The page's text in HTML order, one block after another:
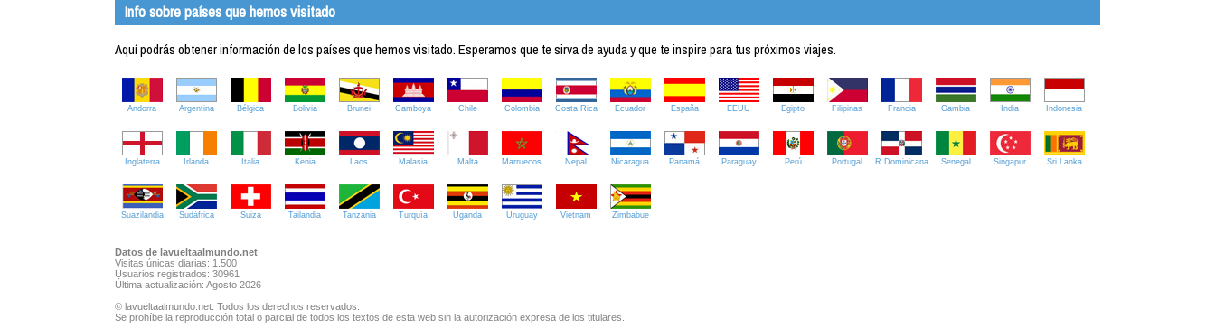
Info sobre países que hemos visitado
Aquí podrás obtener información de los países que hemos visitado. Esperamos que te sirva de ayuda y que te inspire para tus próximos viajes.
Andorra Argentina Bélgica Bolivia Brunei Camboya Chile Colombia Costa Rica Ecuador España EEUU Egipto Filipinas Francia Gambia India Indonesia
Inglaterra Irlanda Italia Kenia Laos Malasia Malta Marruecos Nepal Nicaragua Panamá Paraguay Perú Portugal R.Dominicana Senegal Singapur Sri Lanka
Suazilandia Sudáfrica Suiza Tailandia Tanzania Turquía Uganda Uruguay Vietnam Zimbabue
Datos de lavueltaalmundo.net
Visitas únicas diarias: 1.500
Usuarios registrados: 30961
Última actualización: Agosto 2026
© lavueltaalmundo.net. Todos los derechos reservados.
Se prohíbe la reproducción total o parcial de todos los textos de esta web sin la autorización expresa de los titulares.